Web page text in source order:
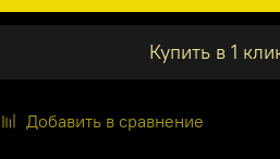
Купить в 1
Добавить в сравнение